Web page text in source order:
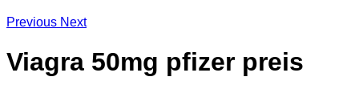
Previous Next
Viagra 50mg pfizer preis